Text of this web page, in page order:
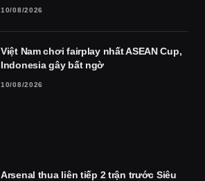
10/08/2026
Việt Nam chơi fairplay nhất ASEAN Cup,
Indonesia gây bất ngờ
10/08/2026
Arsenal thua liên tiếp 2 trận trước Siêu